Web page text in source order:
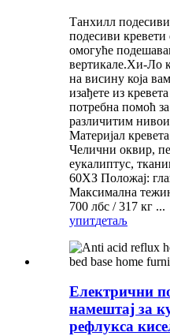
Танхилл
подесиви кревети
омогуће
вертикале.Хи-Ло
на висину која
изађете из
потребна помоћ
различитим
Материјал
Челични оквир,
еукалиптус,
60ХЗ Положај:
Максимална
700 лбс / 317 кг ...
упитдетаљ
Електрични
намештај за
рефлукса